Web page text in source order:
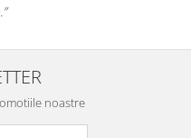
stăpân de animale.
noastre